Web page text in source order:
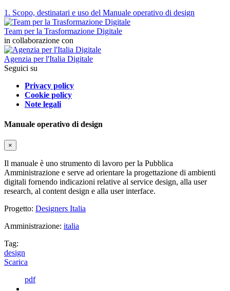
1. Scopo, destinatari e uso del Manuale operativo di design
Team per la Trasformazione Digitale
in collaborazione con
Agenzia per l'Italia Digitale
Seguici su
Privacy policy
Cookie policy
Note legali
Manuale operativo di design
×
Il manuale è uno strumento di lavoro per la Pubblica
Amministrazione e serve ad orientare la progettazione di ambienti
digitali fornendo indicazioni relative al service design, alla user
research, al content design e alla user interface.
Progetto: Designers Italia
Amministrazione: italia
Tag:
design
Scarica
pdf